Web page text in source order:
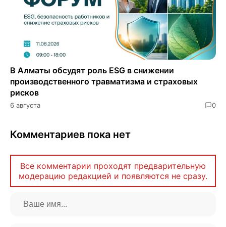
В Алматы обсудят роль ESG в снижении
производственного травматизма и страховых
рисков
6 августа 0
Комментариев пока нет
Все комментарии проходят предварительную
модерацию редакцией и появляются не сразу.